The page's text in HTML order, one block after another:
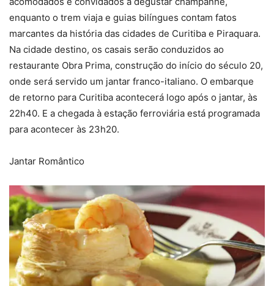
enquanto o trem viaja e guias bilíngues contam fatos
marcantes da história das cidades de Curitiba e Piraquara.
Na cidade destino, os casais serão conduzidos ao
restaurante Obra Prima, construção do início do século 20,
onde será servido um jantar franco-italiano. O embarque
de retorno para Curitiba acontecerá logo após o jantar, às
22h40. E a chegada à estação ferroviária está programada
para acontecer às 23h20.
Jantar Romântico